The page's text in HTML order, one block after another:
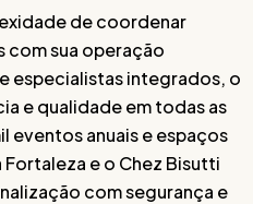
de coordenar
sua operação
especialistas integrados, o
e qualidade em todas as
eventos anuais e espaços
e o Chez Bisutti
com segurança e